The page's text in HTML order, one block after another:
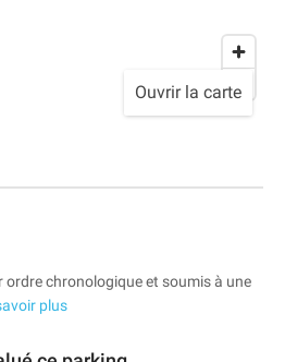
Ouvrir la carte
ordre chronologique et soumis à une
plus